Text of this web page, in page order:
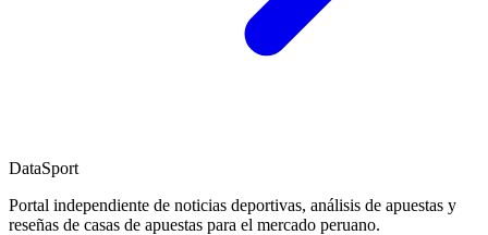
DataSport
Portal independiente de noticias deportivas, análisis de apuestas y
reseñas de casas de apuestas para el mercado peruano.